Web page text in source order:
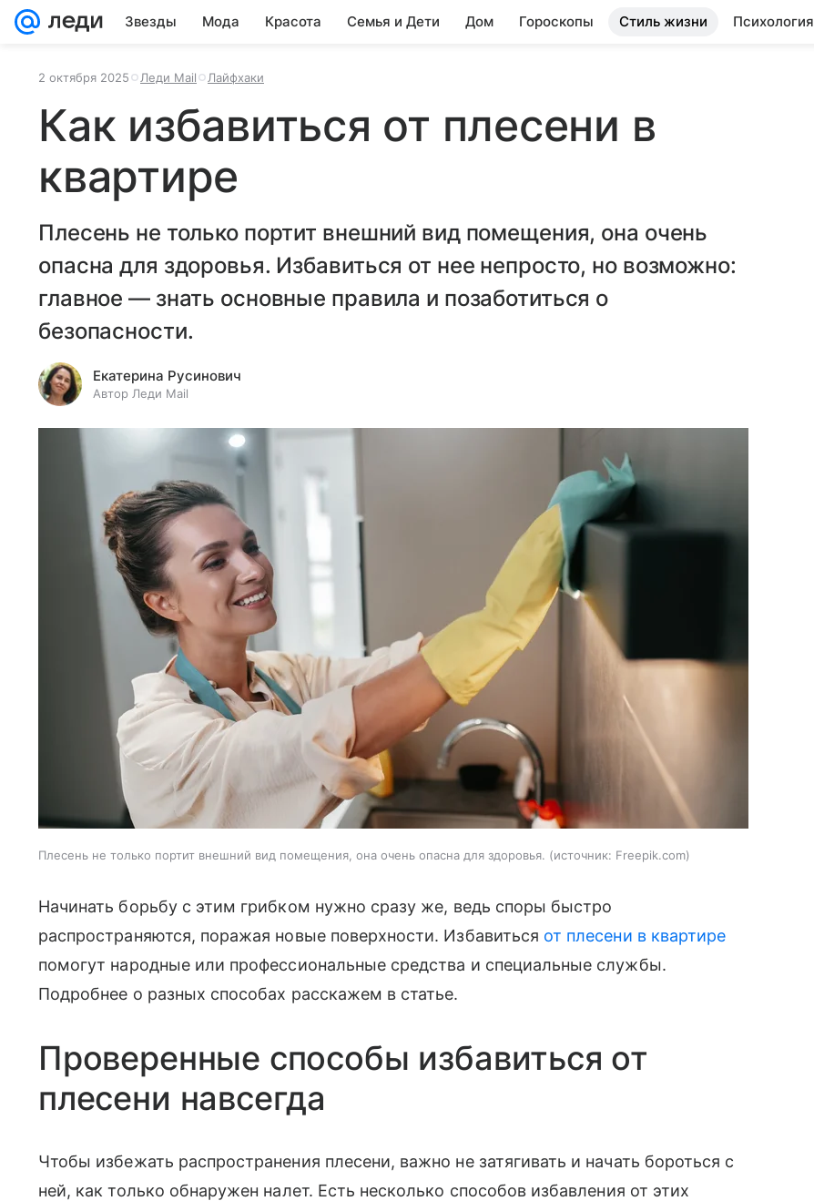
Звезды Мода Красота Семья и Дети Дом Гороскопы Стиль жизни Психология
2 октября 2025 Леди Mail Лайфхаки
Как избавиться от плесени в
квартире
Плесень не только портит внешний вид помещения, она очень
опасна для здоровья. Избавиться от нее непросто, но возможно:
главное — знать основные правила и позаботиться о
безопасности.
Екатерина Русинович
Автор Леди Mail
Плесень не только портит внешний вид помещения, она очень опасна для здоровья. источник: Freepik.com
Начинать борьбу с этим грибком нужно сразу же, ведь споры быстро
распространяются, поражая новые поверхности. Избавиться от плесени в квартире
помогут народные или профессиональные средства и специальные службы.
Подробнее о разных способах расскажем в статье.
Проверенные способы избавиться от
плесени навсегда
Чтобы избежать распространения плесени, важно не затягивать и начать бороться с
ней, как только обнаружен налет. Есть несколько способов избавления от этих